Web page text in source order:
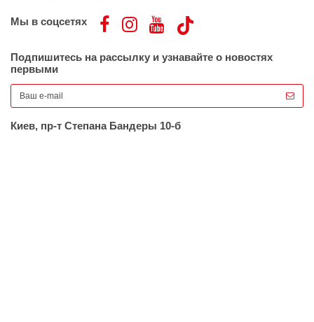
Мы в соцсетях
Подпишитесь на рассылку и узнавайте о новостях
первыми
Киев, пр-т Степана Бандеры 10-б